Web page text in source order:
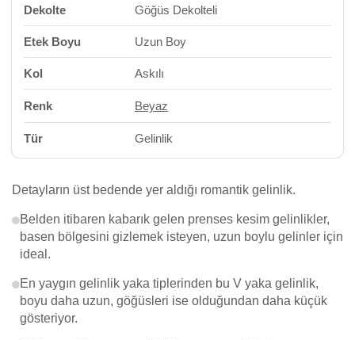
Dekolte Göğüs Dekolteli
Etek Boyu Uzun Boy
Kol Askılı
Renk Beyaz
Tür Gelinlik
Detayların üst bedende yer aldığı romantik gelinlik.
Belden itibaren kabarık gelen prenses kesim gelinlikler,
basen bölgesini gizlemek isteyen, uzun boylu gelinler için
ideal.
En yaygın gelinlik yaka tiplerinden bu V yaka gelinlik,
boyu daha uzun, göğüsleri ise olduğundan daha küçük
gösteriyor.